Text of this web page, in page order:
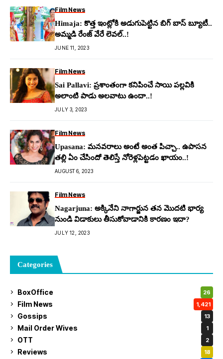
Film News
Himaja: కొత్త ఇంట్లోకి అడుగుపెట్టిన బిగ్ బాస్ బ్యూటీ..
అమ్మ‌డి రేంజ్ వేరే లెవ‌ల్‌..!
JUNE 11, 2023
Film News
Sai Pallavi: ప్ర‌శాంతంగా కనిపించే సాయి ప‌ల్ల‌వికి
అలాంటి పాడు అల‌వాటు ఉందా..!
JULY 3, 2023
Film News
Upasana: మ‌న‌వ‌రాలు అంటే అంత పిచ్చా.. ఉపాస‌న
త‌ల్లి ఏం చేసిందో తెలిస్తే నోరెళ్ల‌పెట్ట‌డం ఖాయం..!
AUGUST 6, 2023
Film News
Nagarjuna: అక్కినేని నాగార్జున తన మొదటి భార్య
నుండి విడాకులు తీసుకోవాడానికి కార‌ణం ఇదా?
JULY 12, 2023
Categories
BoxOffice 26
Film News 1,421
Gossips 13
Mail Order Wives 1
OTT 2
Reviews 18